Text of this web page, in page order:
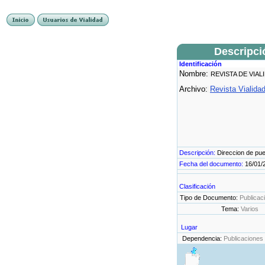
Identificación
Nombre: REVISTA DE
Archivo: Revista
Descripción: Direccion de
Fecha del documento: 16/01/
Clasificación
Tipo de Documento:
Tema: Varios
Lugar
Dependencia: Publicaciones